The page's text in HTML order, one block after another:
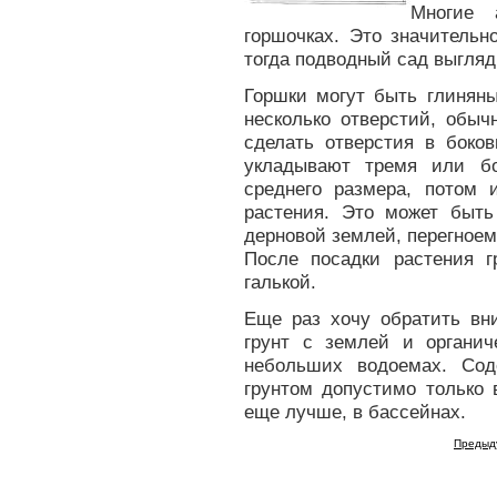
Многие
горшочках. Это
тогда подводный сад
Горшки могут быть
несколько отверстий,
сделать отверстия в
укладывают тремя или
среднего размера, потом
растения. Это может
дерновой землей,
После посадки растения
галькой.
Еще раз хочу обратить
грунт с землей и
небольших водоемах.
грунтом допустимо
еще лучше, в бассейнах.